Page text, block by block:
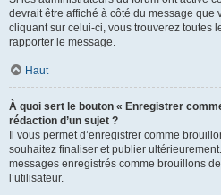
devrait être affiché à côté du message que
cliquant sur celui-ci, vous trouverez toutes
rapporter le message.
Haut
À quoi sert le bouton « Enregistrer
rédaction d’un sujet ?
Il vous permet d’enregistrer comme
souhaitez finaliser et publier
messages enregistrés comme brouillons
l’utilisateur.